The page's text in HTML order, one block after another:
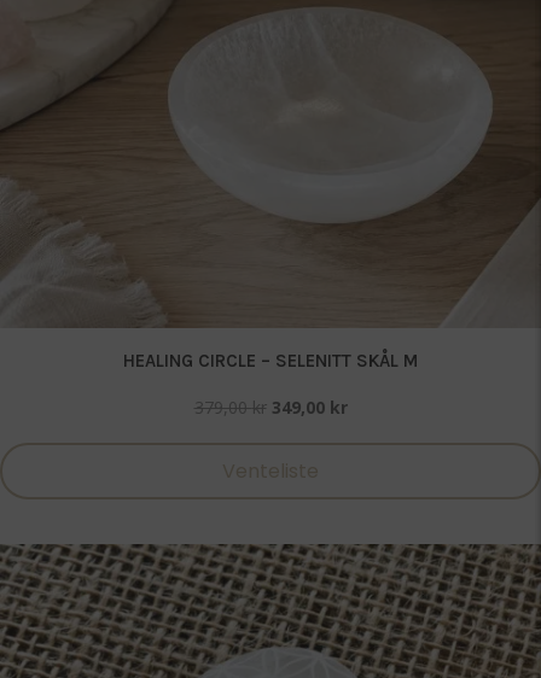
HEALING CIRCLE – SELENITT SKÅL M
379,00kr Opprinnelig
379,00 kr.
349,00 krNåværende
Venteliste